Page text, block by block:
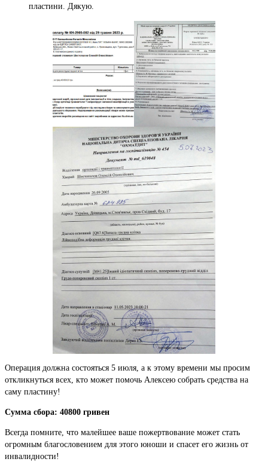
пластини. Дякую.
Операция должна состояться 5 июля, а к этому времени мы просим
откликнуться всех, кто может помочь Алексею собрать средства на
саму пластину!
Сумма сбора: 40800 гривен
Всегда помните, что малейшее ваше пожертвование может стать
огромным благословением для этого юноши и спасет его жизнь от
инвалидности!